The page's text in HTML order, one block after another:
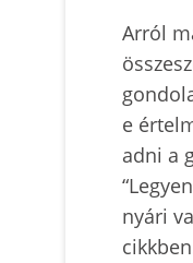
Arról
e
adni a
nyári